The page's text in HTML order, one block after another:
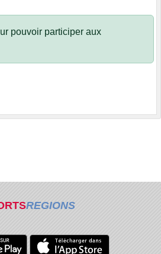
pouvoir participer aux
REGIONS